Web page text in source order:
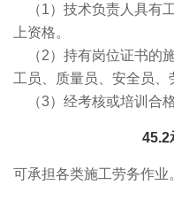
（1）技术负责人具有
上资格。
（2）持有岗位证书的
工员、质量员、安全员、
（3）经考核或培训合
45.2
可承担各类施工劳务作业